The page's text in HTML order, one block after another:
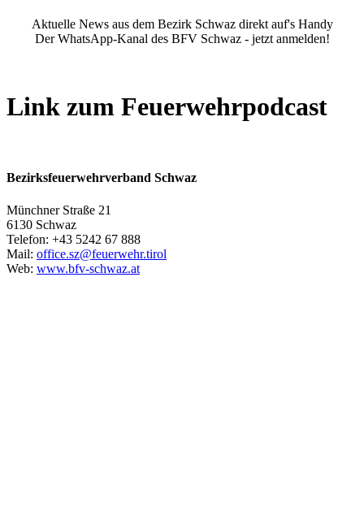
Aktuelle News aus dem Bezirk Schwaz direkt auf's Handy
Der WhatsApp-Kanal des BFV Schwaz - jetzt anmelden!
Link zum Feuerwehrpodcast
Bezirksfeuerwehrverband Schwaz
Münchner Straße 21
6130 Schwaz
Telefon: +43 5242 67 888
Mail: office.sz@feuerwehr.tirol
Web: www.bfv-schwaz.at